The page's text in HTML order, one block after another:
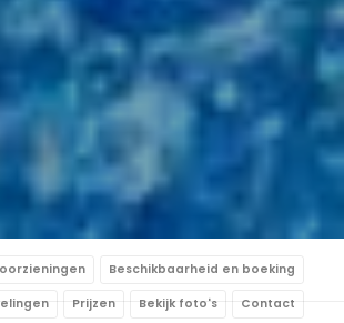
Beschikbaarheid en boeking
Prijzen Bekijk foto's Contact